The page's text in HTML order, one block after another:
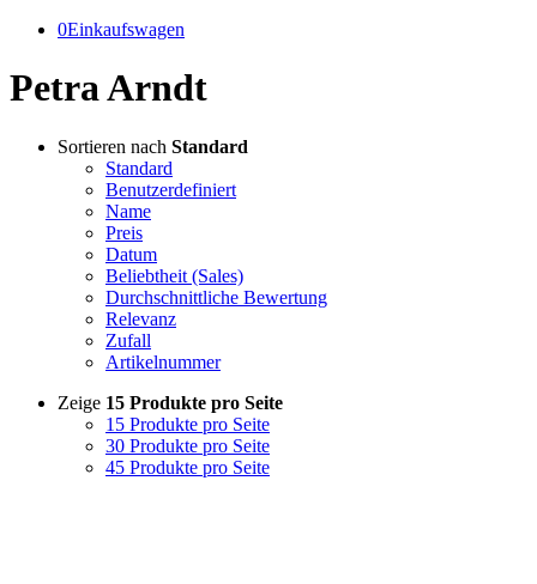
0Einkaufswagen
Petra Arndt
Sortieren nach Standard
Standard
Benutzerdefiniert
Name
Preis
Datum
Beliebtheit (Sales)
Durchschnittliche Bewertung
Relevanz
Zufall
Artikelnummer
Zeige 15 Produkte pro Seite
15 Produkte pro Seite
30 Produkte pro Seite
45 Produkte pro Seite